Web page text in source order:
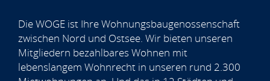
Die WOGE ist Ihre Wohnungsbaugenossenschaft
zwischen Nord und Ostsee. Wir bieten unseren
Mitgliedern bezahlbares Wohnen mit
lebenslangem Wohnrecht in unseren rund 2.300